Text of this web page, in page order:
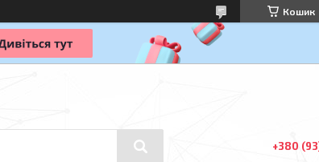
Кошик
+380